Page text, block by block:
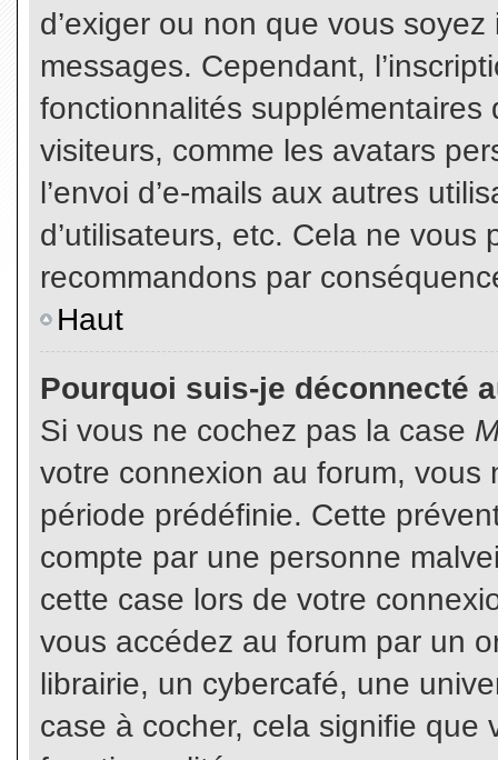
d’exiger ou non que vous
messages. Cependant,
fonctionnalités
visiteurs, comme les avatars
l’envoi d’e-mails aux autres
d’utilisateurs, etc. Cela ne vous
recommandons par
Haut
Pourquoi suis-je déconnecté
Si vous ne cochez pas la case
votre connexion au forum,
période prédéfinie. Cette
compte par une personne
cette case lors de votre
vous accédez au forum par un
librairie, un cybercafé, une
case à cocher, cela signifie que